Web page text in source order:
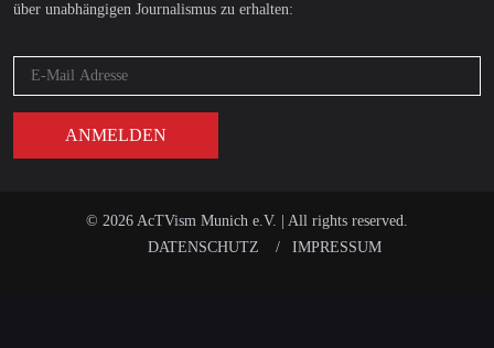
über unabhängigen Journalismus zu erhalten:
© 2026 AcTVism Munich e.V. | All rights reserved.
DATENSCHUTZ
IMPRESSUM